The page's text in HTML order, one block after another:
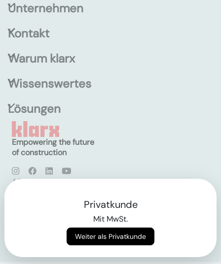
Unternehmen
Kontakt
Warum klarx
Wissenswertes
Lösungen
Empowering the future
of construction
AGB
Privatkunde
Mit MwSt.
Weiter als Privatkunde